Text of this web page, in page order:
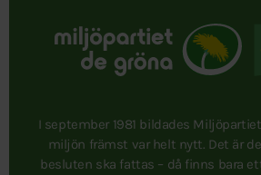
I september 1981 bildades
miljön främst var helt nytt. Det är
besluten ska fattas – då finns bara